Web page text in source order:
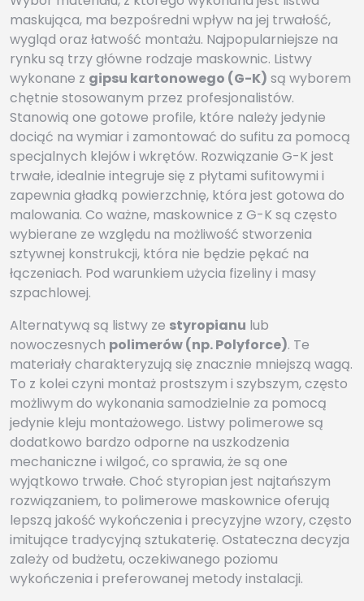
maskująca, ma bezpośredni wpływ na jej trwałość,
wygląd oraz łatwość montażu. Najpopularniejsze na
rynku są trzy główne rodzaje maskownic. Listwy
wykonane z gipsu kartonowego (G-K) są wyborem
chętnie stosowanym przez profesjonalistów.
Stanowią one gotowe profile, które należy jedynie
dociąć na wymiar i zamontować do sufitu za pomocą
specjalnych klejów i wkrętów. Rozwiązanie G-K jest
trwałe, idealnie integruje się z płytami sufitowymi i
zapewnia gładką powierzchnię, która jest gotowa do
malowania. Co ważne, maskownice z G-K są często
wybierane ze względu na możliwość stworzenia
sztywnej konstrukcji, która nie będzie pękać na
łączeniach. Pod warunkiem użycia fizeliny i masy
szpachlowej.
Alternatywą są listwy ze styropianu lub
nowoczesnych polimerów (np. Polyforce). Te
materiały charakteryzują się znacznie mniejszą wagą.
To z kolei czyni montaż prostszym i szybszym, często
możliwym do wykonania samodzielnie za pomocą
jedynie kleju montażowego. Listwy polimerowe są
dodatkowo bardzo odporne na uszkodzenia
mechaniczne i wilgoć, co sprawia, że są one
wyjątkowo trwałe. Choć styropian jest najtańszym
rozwiązaniem, to polimerowe maskownice oferują
lepszą jakość wykończenia i precyzyjne wzory, często
imitujące tradycyjną sztukaterię. Ostateczna decyzja
zależy od budżetu, oczekiwanego poziomu
wykończenia i preferowanej metody instalacji.